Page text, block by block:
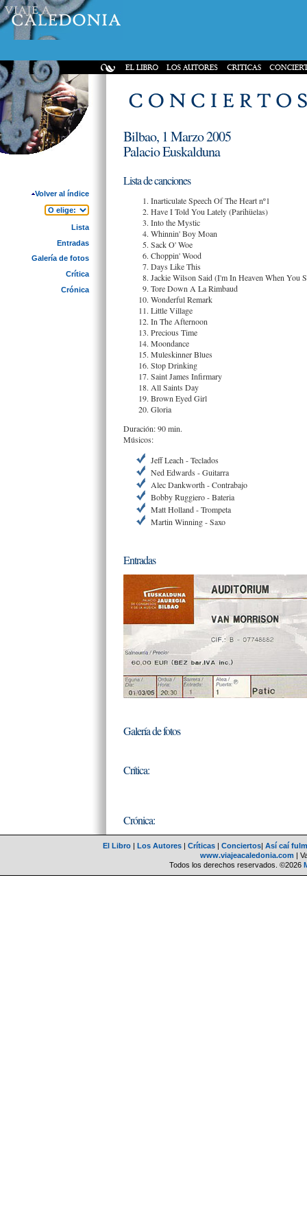
Volver al índice
Lista
Entradas
Galería de fotos
Crítica
Crónica
Bilbao, 1 Marzo 2005
Palacio Euskalduna
Lista de canciones
Inarticulate Speech Of The Heart nº1
Have I Told You Lately (Parihüelas)
Into the Mystic
Whinnin' Boy Moan
Sack O' Woe
Choppin' Wood
Days Like This
Jackie Wilson Said (I'm In Heaven When You
Tore Down A La Rimbaud
Wonderful Remark
Little Village
In The Afternoon
Precious Time
Moondance
Muleskinner Blues
Stop Drinking
Saint James Infirmary
All Saints Day
Brown Eyed Girl
Gloria
Duración: 90 min.
Músicos:
Jeff Leach - Teclados
Ned Edwards - Guitarra
Alec Dankworth - Contrabajo
Bobby Ruggiero - Bateria
Matt Holland - Trompeta
Martin Winning - Saxo
Entradas
Galería de fotos
Crítica:
Crónica:
El Libro | Los Autores | Críticas | Conciertos| Así caí
www.viajeacaledonia.com |
Todos los derechos reservados. ©2026